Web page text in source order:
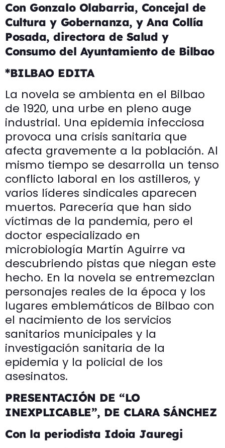
Con Gonzalo Olabarria, Concejal de
Cultura y Gobernanza, y Ana Collía
Posada, directora de Salud y
Consumo del Ayuntamiento de Bilbao
*BILBAO EDITA
La novela se ambienta en el Bilbao
de 1920, una urbe en pleno auge
industrial. Una epidemia infecciosa
provoca una crisis sanitaria que
afecta gravemente a la población. Al
mismo tiempo se desarrolla un tenso
conflicto laboral en los astilleros, y
varios líderes sindicales aparecen
muertos. Parecería que han sido
víctimas de la pandemia, pero el
doctor especializado en
microbiología Martín Aguirre va
descubriendo pistas que niegan este
hecho. En la novela se entremezclan
personajes reales de la época y los
lugares emblemáticos de Bilbao con
el nacimiento de los servicios
sanitarios municipales y la
investigación sanitaria de la
epidemia y la policial de los
asesinatos.
PRESENTACIÓN DE “LO
INEXPLICABLE”, DE CLARA SÁNCHEZ
Con la periodista Idoia Jauregi